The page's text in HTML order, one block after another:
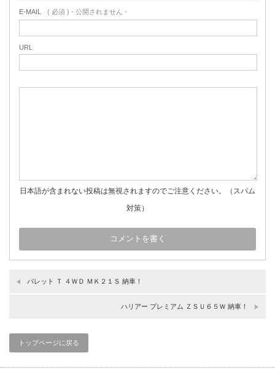
E-MAIL ( 必須 ) - 公開されません -
URL
日本語が含まれない投稿は無視されますのでご注意ください。（スパム
対策）
パレット Ｔ ４ＷＤ ＭＫ２１Ｓ 納車！
ハリアー プレミアム ＺＳＵ６５Ｗ 納車！
トップページに戻る